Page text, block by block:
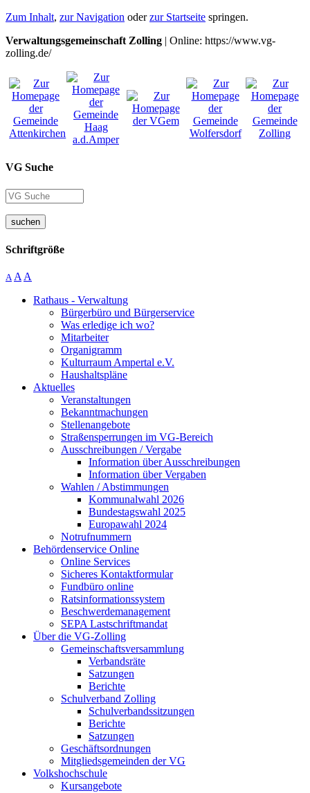
Zum Inhalt, zur Navigation oderzur Startseite springen.
Verwaltungsgemeinschaft Zolling | Online: https://www.vg-
zolling.de/
VG Suche
suchen
Schriftgröße
A A A
Rathaus - Verwaltung
Bürgerbüro und Bürgerservice
Was erledige ich wo?
Mitarbeiter
Organigramm
Kulturraum Ampertal e.V.
Haushaltspläne
Aktuelles
Veranstaltungen
Bekanntmachungen
Stellenangebote
Straßensperrungen im VG-Bereich
Ausschreibungen / Vergabe
Information über Ausschreibungen
Information über Vergaben
Wahlen / Abstimmungen
Kommunalwahl 2026
Bundestagswahl 2025
Europawahl 2024
Notrufnummern
Behördenservice Online
Online Services
Sicheres Kontaktformular
Fundbüro online
Ratsinformationssystem
Beschwerdemanagement
SEPA Lastschriftmandat
Über die VG-Zolling
Gemeinschaftsversammlung
Verbandsräte
Satzungen
Berichte
Schulverband Zolling
Schulverbandssitzungen
Berichte
Satzungen
Geschäftsordnungen
Mitgliedsgemeinden der VG
Volkshochschule
Kursangebote